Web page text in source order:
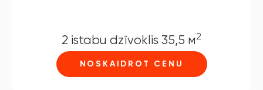
2 istabu dzīvoklis 35,5 м2
NOSKAIDROT CENU